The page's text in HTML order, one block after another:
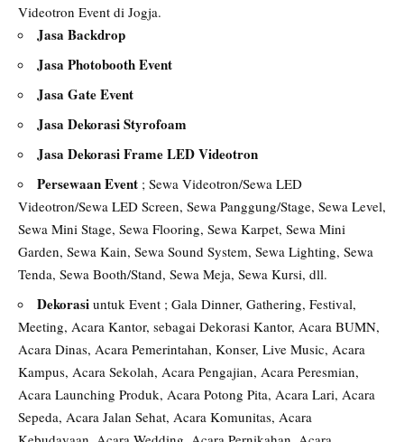
Videotron Event di Jogja.
Jasa Backdrop
Jasa Photobooth Event
Jasa Gate Event
Jasa Dekorasi Styrofoam
Jasa Dekorasi Frame LED Videotron
Persewaan Event ; Sewa Videotron/Sewa LED
Videotron/Sewa LED Screen, Sewa Panggung/Stage, Sewa Level,
Sewa Mini Stage, Sewa Flooring, Sewa Karpet, Sewa Mini
Garden, Sewa Kain, Sewa Sound System, Sewa Lighting, Sewa
Tenda, Sewa Booth/Stand, Sewa Meja, Sewa Kursi, dll.
Dekorasi untuk Event ; Gala Dinner, Gathering, Festival,
Meeting, Acara Kantor, sebagai Dekorasi Kantor, Acara BUMN,
Acara Dinas, Acara Pemerintahan, Konser, Live Music, Acara
Kampus, Acara Sekolah, Acara Pengajian, Acara Peresmian,
Acara Launching Produk, Acara Potong Pita, Acara Lari, Acara
Sepeda, Acara Jalan Sehat, Acara Komunitas, Acara